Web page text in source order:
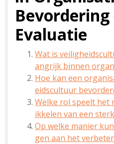
Bevordering
Evaluatie
Wat is
angrijk binnen
Hoe kan een
eidscultuur
Welke rol speelt het
ikkelen van een
Op welke manier
gen aan het